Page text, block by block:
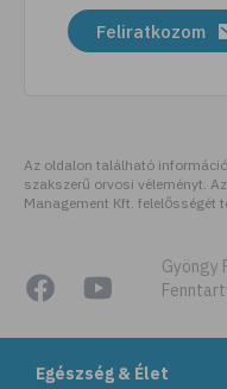
Egészség & Élet
# mindfulness
# kreativitás
# agy
# agyműködés
# memória
Feliratkozom
Az oldalon található
szakszerű orvosi véleményt.
Management Kft. felelősségét
Gyöngy